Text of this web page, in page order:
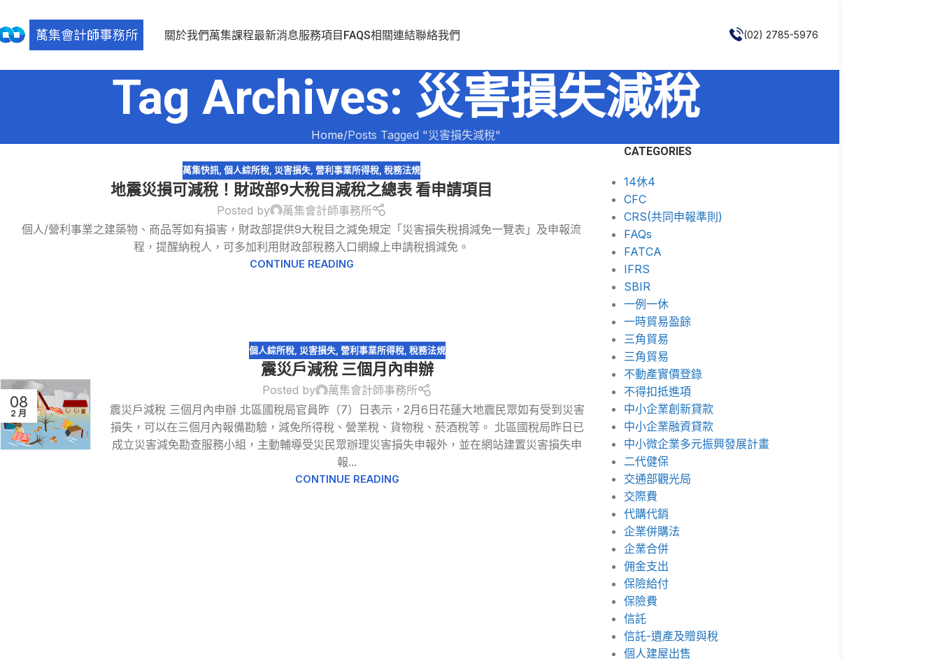
關於我們萬集課程最新消息服務項目 FAQS相關連結聯絡我們 (02) 2785-5976
Tag Archives: 災害損失減稅
Home Posts Tagged "災害損失減稅"
09
萬集快訊,個人綜所稅, 災害損失,營利事業所得稅,稅務法規
地震災損可減稅！財政部9大稅目減稅之總表 看申請項目
Posted by
萬集會計師事務所
個人/營利事業之建築物、商品等如有損害，財政部提供9大稅目之減免規定「災害損失稅捐減免一覽表」及申報流
程，提醒納稅人，可多加利用財政部稅務入口網線上申請稅捐減免。
CONTINUE READING
08
2 月
個人綜所稅, 災害損失, 營利事業所得稅, 稅務法規
震災戶減稅 三個月內申辦
Posted by
萬集會計師事務所
震災戶減稅 三個月內申辦 北區國稅局官員昨（7）日表示，2月6日花蓮大地震民眾如有受到災害
損失，可以在三個月內報備勘驗，減免所得稅、營業稅、貨物稅、菸酒稅等。 北區國稅局昨日已
成立災害減免勘查服務小組，主動輔導受災民眾辦理災害損失申報外，並在網站建置災害損失申
報...
CONTINUE READING
CATEGORIES
14休4
CFC
CRS(共同申報準則)
FAQs
FATCA
IFRS
SBIR
一例一休
一時貿易盈餘
三角貿易
三角貿易
不動產實價登錄
不得扣抵進項
中小企業創新貸款
中小企業融資貸款
中小微企業多元振興發展計畫
二代健保
交通部觀光局
交際費
代購代銷
企業併購法
企業合併
佣金支出
保險給付
保險費
信託
信託-遺產及贈與稅
個人建屋出售